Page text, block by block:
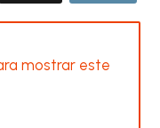
mostrar este